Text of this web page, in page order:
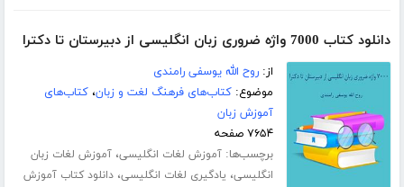
دانلود کتاب 7000 واژه ضروری زبان انگلیسی از دبیرستان تا دکترا
از:روح الله یوسفی رامندی
موضوع:کتاب‌های فرهنگ لغت و زبان،کتاب‌های
آموزش زبان
۷۶۵۴ صفحه
برچسب‌ها:آموزش لغات انگلیسی،آموزش لغات زبان
انگلیسی، یادگیری لغات انگلیسی،دانلود کتاب آموزش